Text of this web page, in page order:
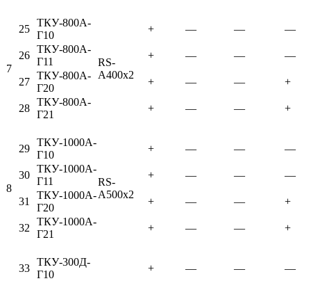
7
25
ТКУ-800А-
Г10
RS-
A400x2
+ — — —
26
ТКУ-800А-
Г11
+ — — —
27
ТКУ-800А-
Г20
+ — — +
28
ТКУ-800А-
Г21
+ — — +
8
29
ТКУ-1000А-
Г10
RS-
A500x2
+ — — —
30
ТКУ-1000А-
Г11
+ — — —
31
ТКУ-1000А-
Г20
+ — — +
32
ТКУ-1000А-
Г21
+ — — +
33
ТКУ-300Д-
Г10
+ — — —